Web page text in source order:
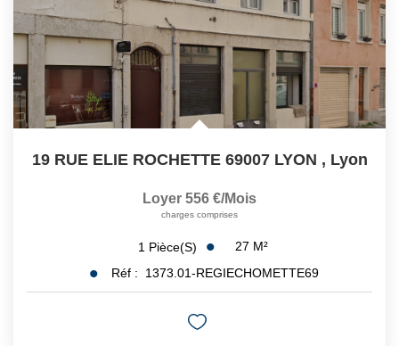
19 RUE ELIE ROCHETTE 69007 LYON , Lyon
Loyer 556 €/mois
charges comprises
1 Pièce(s) 27 M²
Réf :
1373.01-REGIECHOMETTE69